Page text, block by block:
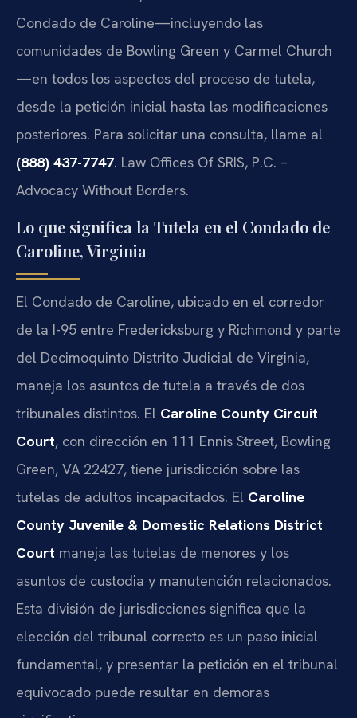
Condado de Caroline—incluyendo las
comunidades de Bowling Green y Carmel Church
—en todos los aspectos del proceso de tutela,
desde la petición inicial hasta las modificaciones
posteriores. Para solicitar una consulta, llame al
(888) 437-7747. Law Offices Of SRIS, P.C. –
Advocacy Without Borders.
Lo que significa la Tutela en el Condado de
Caroline, Virginia
El Condado de Caroline, ubicado en el corredor
de la I-95 entre Fredericksburg y Richmond y parte
del Decimoquinto Distrito Judicial de Virginia,
maneja los asuntos de tutela a través de dos
tribunales distintos. El Caroline County Circuit
Court, con dirección en 111 Ennis Street, Bowling
Green, VA 22427, tiene jurisdicción sobre las
tutelas de adultos incapacitados. El Caroline
County Juvenile & Domestic Relations District
Court maneja las tutelas de menores y los
asuntos de custodia y manutención relacionados.
Esta división de jurisdicciones significa que la
elección del tribunal correcto es un paso inicial
fundamental, y presentar la petición en el tribunal
equivocado puede resultar en demoras